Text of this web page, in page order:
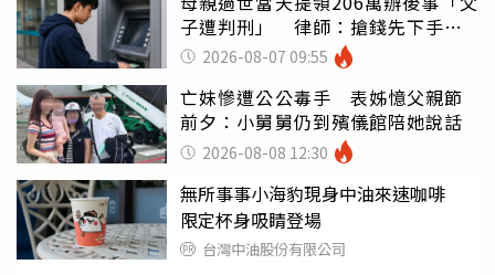
子遭判刑」 律師：搶錢先下手是
罪 2026-08-07 09:55
亡妹慘遭公公毒手 表姊憶父親節
前夕：小舅舅仍到殯儀館陪她說話
2026-08-08 12:30
無所事事小海豹現身中油來速咖啡
限定杯身吸睛登場
台灣中油股份有限公司